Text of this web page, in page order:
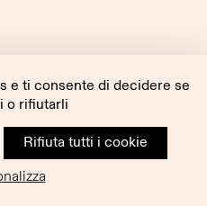
e ti consente di decidere se
o rifiutarli
Rifiuta tutti i cookie